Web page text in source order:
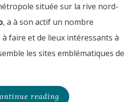
située sur la rive nord-
, a à son actif un nombre
à faire et de lieux intéressants à
les sites emblématiques de
reading